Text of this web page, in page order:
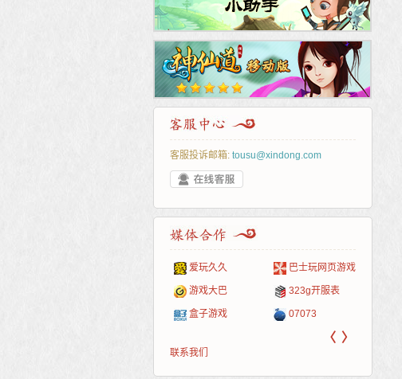
客服投诉邮箱: tousu@xindong.com
爱玩久久 巴士玩网页游戏
游戏大巴 323g开服表
盒子游戏 07073
〈 〉
联系我们